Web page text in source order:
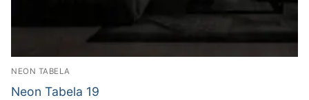
NEON TABELA
Neon Tabela 19